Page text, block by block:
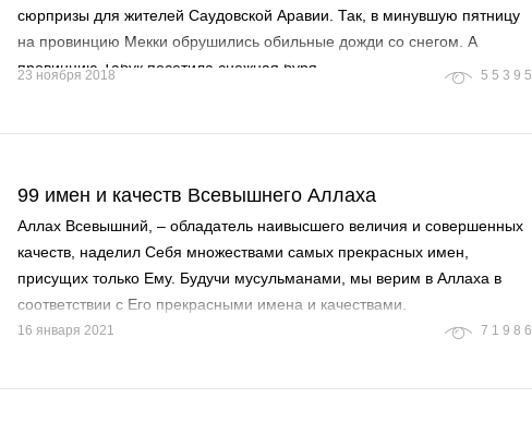
сюрпризы для жителей Саудовской Аравии. Так, в минувшую пятницу
на провинцию Мекки обрушились обильные дожди со снегом. А
провинцию Табук посетила снежная буря.
23 ноября 2018 55395
99 имен и качеств Всевышнего Аллаха
Аллах Всевышний, – обладатель наивысшего величия и совершенных
качеств, наделил Себя множествами самых прекрасных имен,
присущих только Ему. Будучи мусульманами, мы верим в Аллаха в
соответствии с Его прекрасными имена и качествами.
16 января 2021 71986